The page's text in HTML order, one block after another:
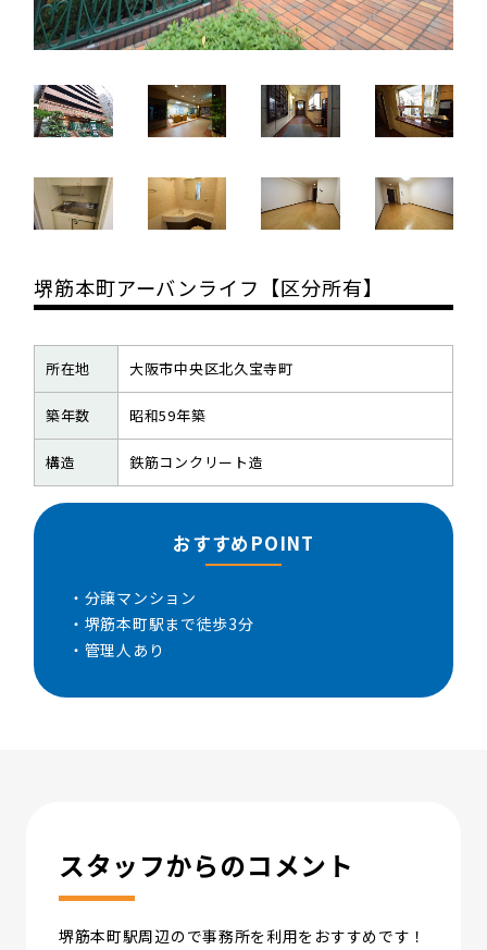
堺筋本町アーバンライフ【区分所有】
所在地 大阪市中央区北久宝寺町
築年数 昭和59年築
構造 鉄筋コンクリート造
おすすめPOINT
・分譲マンション
・堺筋本町駅まで徒歩3分
・管理人あり
スタッフからのコメント
堺筋本町駅周辺ので事務所を利用をおすすめです！